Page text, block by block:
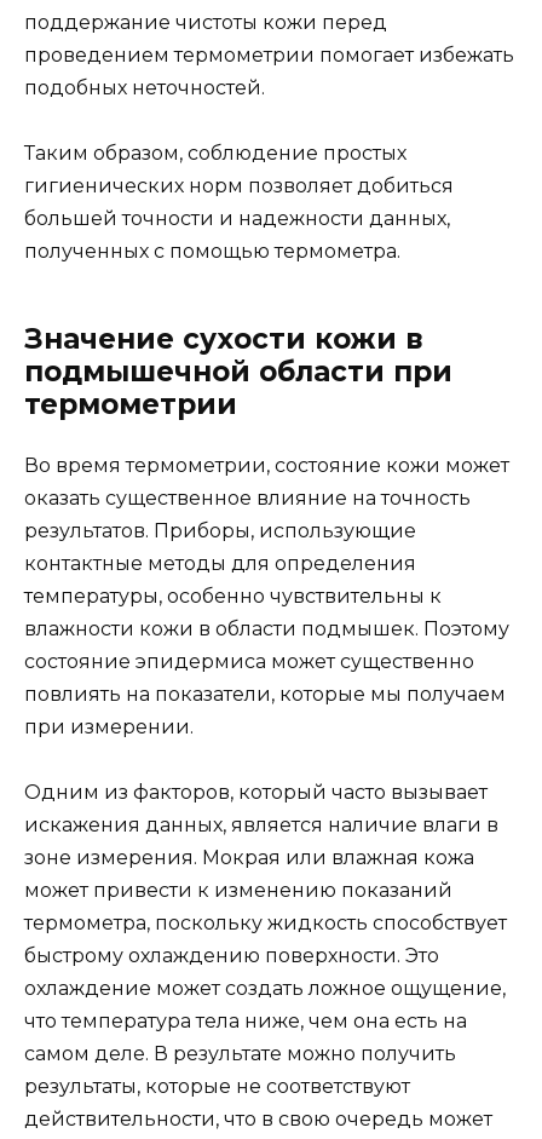
поддержание чистоты кожи перед
проведением термометрии помогает избежать
подобных неточностей.
Таким образом, соблюдение простых
гигиенических норм позволяет добиться
большей точности и надежности данных,
полученных с помощью термометра.
Значение сухости кожи в
подмышечной области при
термометрии
Во время термометрии, состояние кожи может
оказать существенное влияние на точность
результатов. Приборы, использующие
контактные методы для определения
температуры, особенно чувствительны к
влажности кожи в области подмышек. Поэтому
состояние эпидермиса может существенно
повлиять на показатели, которые мы получаем
при измерении.
Одним из факторов, который часто вызывает
искажения данных, является наличие влаги в
зоне измерения. Мокрая или влажная кожа
может привести к изменению показаний
термометра, поскольку жидкость способствует
быстрому охлаждению поверхности. Это
охлаждение может создать ложное ощущение,
что температура тела ниже, чем она есть на
самом деле. В результате можно получить
результаты, которые не соответствуют
действительности, что в свою очередь может